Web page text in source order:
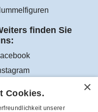
finden Sie
Cookies.
unserer